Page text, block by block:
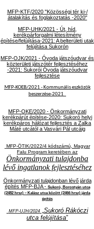
MFP-KTF/2020 "Közösségi tér ki-/
átalakítás és foglakoztatás -2020"
MFP-UHK/2021 - Út, híd,
kerékpárforgalmi létesítmény
építése/felújítása-2021: A belterületi utak
felújítása Sukorón
MFP-OJK/2021 - Óvoda játszóudvar és
közterületi játszótér fejlesztéséhez
-2021: Sukorói Óvoda játszóudvar
fejlesztése
MFP-KOEB/2021 - Kommunális eszközök
beszerzése-2021
MFP-OKE/2020 - Önkormányzati
kerékpárút építése-2020: Sukoró helyi
kerékpáros hálózat fejlesztés a Zalka
Máté utcától a Vasvári Pál utcáig
MFP-ÖTIK/2022/4 kódszámú, Magyar
Falu Program keretében az
Önkormányzati tulajdonba
lévő ingatlanok fejlesztéséhez
Önkormányzati tulajdonban lévő járda
építés MFP-BJA - Sukoró, Borostyán utca
(2482 hrsz) – Kalász utca között (2466 hrsz) járda
építés
MFP-UJH/2024„ Sukoró Rákóczi
utca felújítása”